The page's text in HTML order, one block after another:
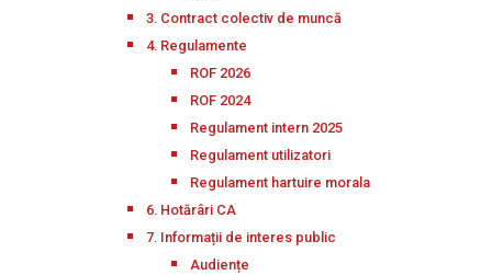
3. Contract colectiv de muncă
4. Regulamente
ROF 2026
ROF 2024
Regulament intern 2025
Regulament utilizatori
Regulament hartuire morala
6. Hotărâri CA
7. Informații de interes public
Audiențe